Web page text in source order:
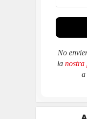
No
la nostra
a